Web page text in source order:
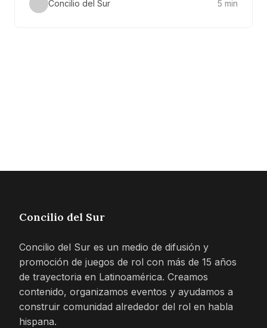
Concilio del Sur 5 min
Concilio del Sur
Concilio del Sur es un medio de difusión y
promoción de juegos de rol con más de 15 años
de trayectoria en Latinoamérica. Creamos
contenido, organizamos eventos y ayudamos a
construir comunidad alrededor del rol en habla
hispana.